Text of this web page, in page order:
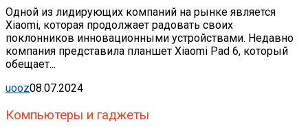
Одной из лидирующих компаний на рынке является
Xiaomi, которая продолжает радовать своих
поклонников инновационными устройствами. Недавно
компания представила планшет Xiaomi Pad 6, который
обещает...
uooz08.07.2024
Компьютеры и гаджеты